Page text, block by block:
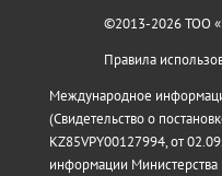
©2013-2026 ТОО
Правила
Международное
(Свидетельство о
KZ85VPY00127994, от
информации